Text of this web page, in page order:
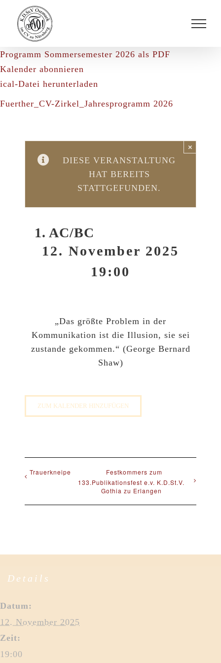
Inhalt
springen
Programm Sommersemester 2026 als PDF
Kalender abonnieren
ical-Datei herunterladen
Fuerther_CV-Zirkel_Jahresprogramm 2026
DIESE VERANSTALTUNG
HAT BEREITS
STATTGEFUNDEN.
×
1. AC/BC
12. November 2025
19:00
„Das größte Problem in der
Kommunikation ist die Illusion, sie sei
zustande gekommen.“ (George Bernard
Shaw)
ZUM KALENDER HINZUFÜGEN
Trauerkneipe
Festkommers zum
133.Publikationsfest e.v. K.D.St.V.
Gothia zu Erlangen
Details
Datum:
12. November 2025
Zeit:
19:00